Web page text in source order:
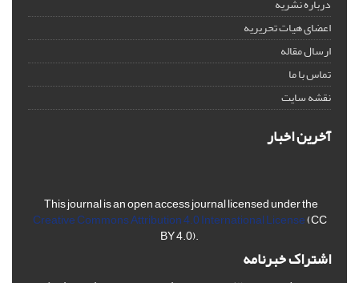
درباره نشریه
اعضای هیات تحریریه
ارسال مقاله
تماس با ما
نقشه سایت
آخرین اخبار
This journal is an open access journal licensed under the
Creative Commons Attribution 4.0 International License(CC
BY 4.0).
اشتراک خبرنامه